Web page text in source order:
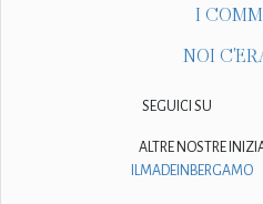
I
NOI
SEGUICI SU
ALTRE NOSTRE
ILMADEINBERGAMO